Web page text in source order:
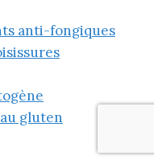
anti-fongiques
gluten